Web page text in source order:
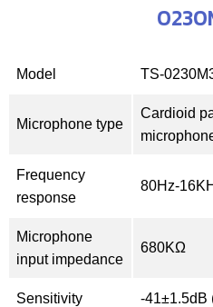
Model TS-
Microphone type
Cardioid
Frequency
response
80Hz-
Microphone
input impedance
680KΩ
Sensitivity -41±1.5dB